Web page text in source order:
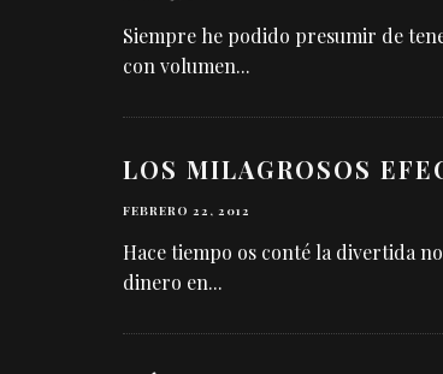
Siempre he podido presumir de
con volumen...
LOS MILAGROSOS
FEBRERO 22, 2012
Hace tiempo os conté la divertida
dinero en...